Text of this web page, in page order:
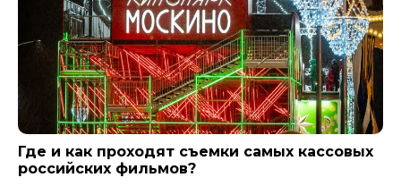
Где и как проходят съемки самых кассовых
российских фильмов?